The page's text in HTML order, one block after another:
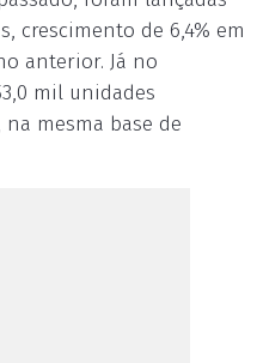
crescimento de 6,4% em
anterior. Já no
mil unidades
na mesma base de